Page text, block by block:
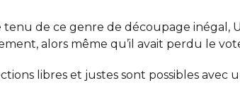
de ce genre de découpage inégal,
alors même qu’il avait perdu le
libres et justes sont possibles avec